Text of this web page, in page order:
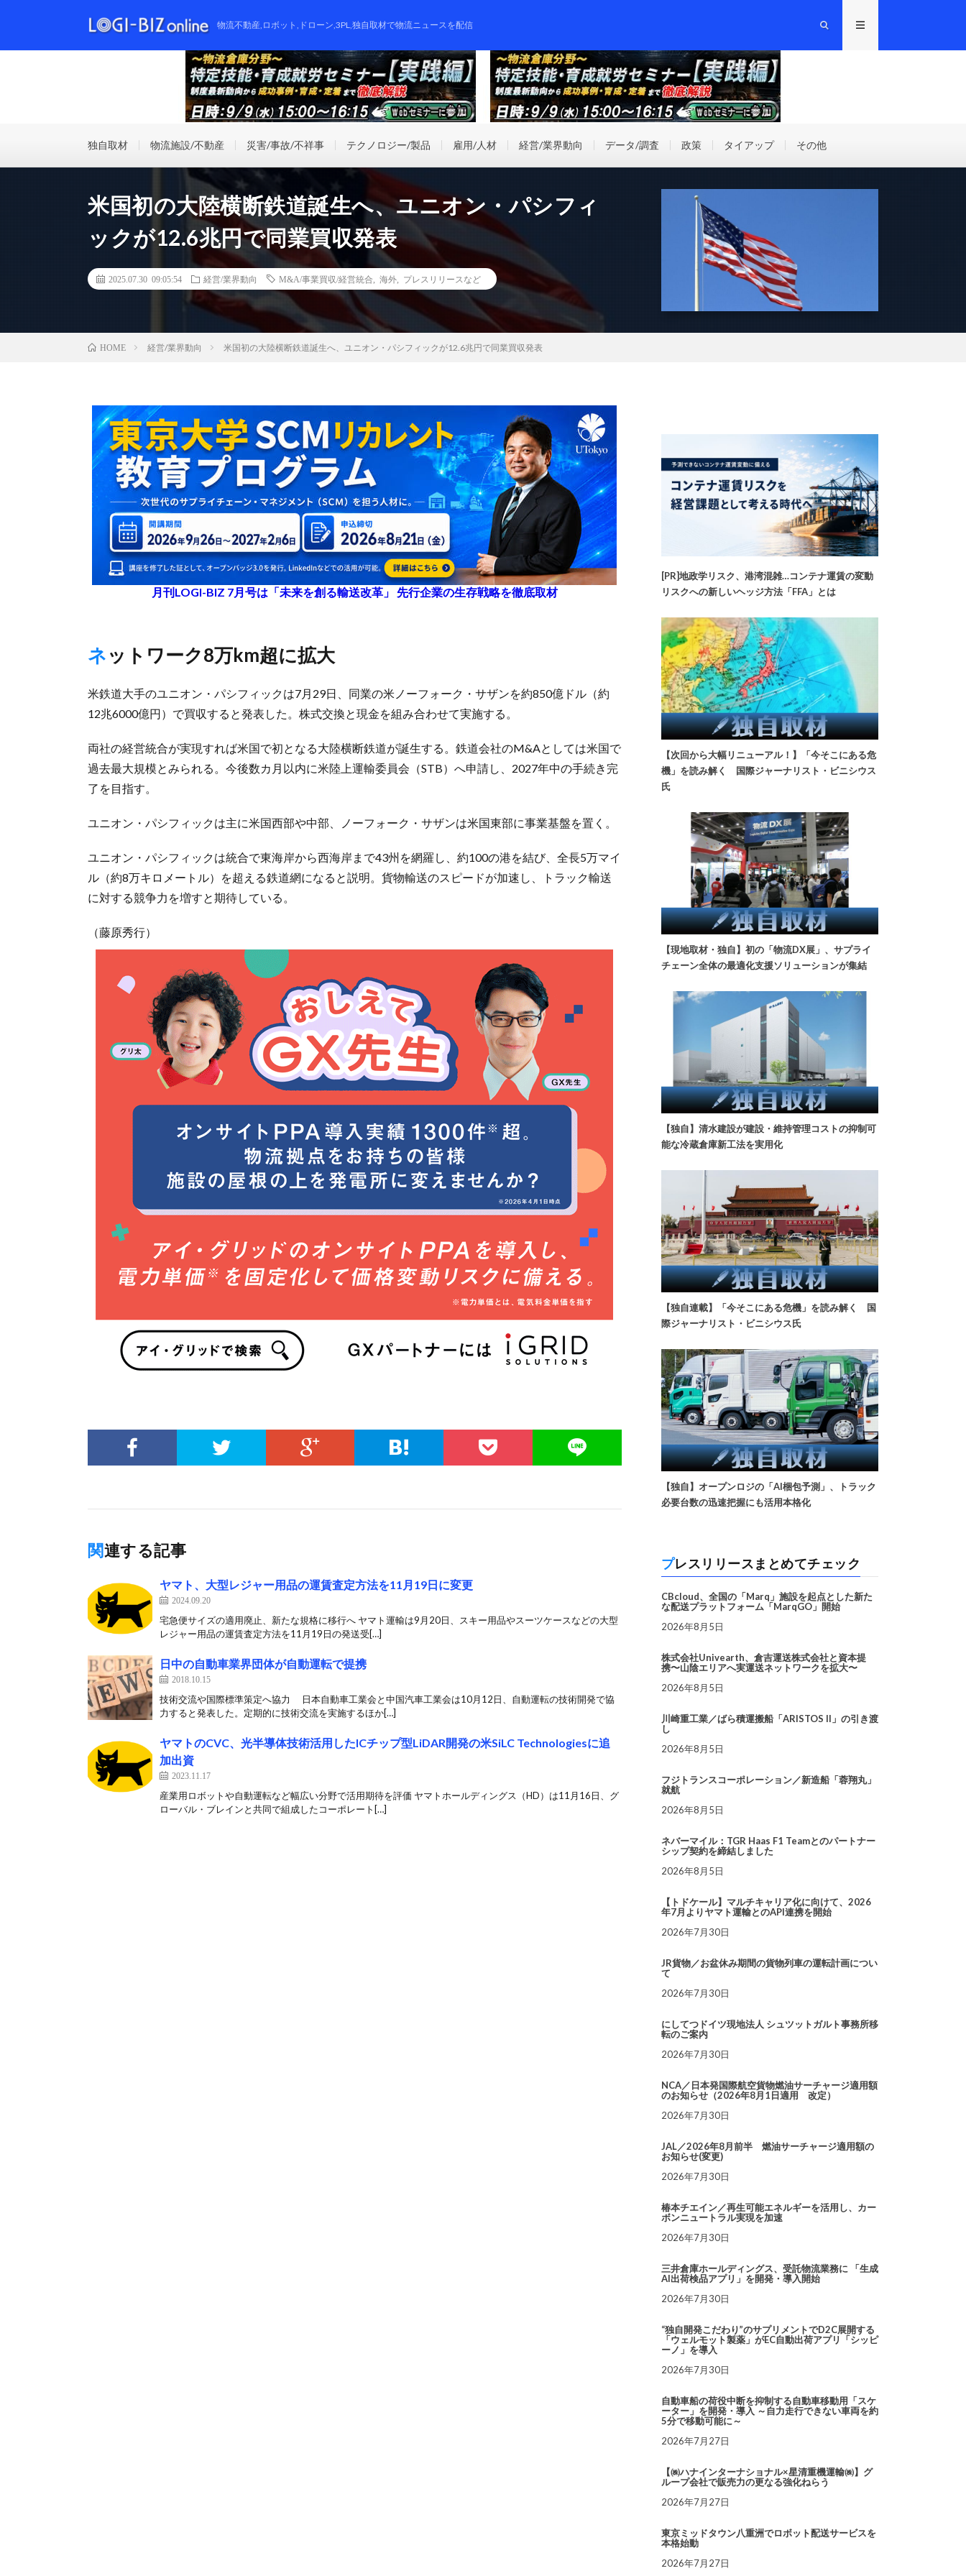
物流不動産,ロボット,ドローン,3PL,独自取材で物流ニュースを配信
独自取材 物流施設/不動産 災害/事故/不祥事 テクノロジー/製品 雇用/人材 経営/業界動向 データ/調査 政策 タイアップ その他
米国初の大陸横断鉄道誕生へ、ユニオン・パシフィ
ックが12.6兆円で同業買収発表
2025.07.30 09:05:54 経営/業界動向 M&A/事業買収/経営統合 海外 プレスリリースなど
HOME 経営/業界動向 米国初の大陸横断鉄道誕生へ、ユニオン・パシフィックが12.6兆円で同業買収発表
月刊LOGI-BIZ 7月号は「未来を創る輸送改革」 先行企業の生存戦略を徹底取材
ネットワーク8万km超に拡大
米鉄道大手のユニオン・パシフィックは7月29日、同業の米ノーフォーク・サザンを約850億ドル（約
12兆6000億円）で買収すると発表した。株式交換と現金を組み合わせて実施する。
両社の経営統合が実現すれば米国で初となる大陸横断鉄道が誕生する。鉄道会社のM&Aとしては米国で
過去最大規模とみられる。今後数カ月以内に米陸上運輸委員会（STB）へ申請し、2027年中の手続き完
了を目指す。
ユニオン・パシフィックは主に米国西部や中部、ノーフォーク・サザンは米国東部に事業基盤を置く。
ユニオン・パシフィックは統合で東海岸から西海岸まで43州を網羅し、約100の港を結び、全長5万マイ
ル（約8万キロメートル）を超える鉄道網になると説明。貨物輸送のスピードが加速し、トラック輸送
に対する競争力を増すと期待している。
（藤原秀行）
関連する記事
ヤマト、大型レジャー用品の運賃査定方法を11月19日に変更
2024.09.20
宅急便サイズの適用廃止、新たな規格に移行へ ヤマト運輸は9月20日、スキー用品やスーツケースなどの大型
レジャー用品の運賃査定方法を11月19日の発送受[…]
日中の自動車業界団体が自動運転で提携
2018.10.15
技術交流や国際標準策定へ協力 日本自動車工業会と中国汽車工業会は10月12日、自動運転の技術開発で協
力すると発表した。定期的に技術交流を実施するほか[…]
ヤマトのCVC、光半導体技術活用したICチップ型LiDAR開発の米SiLC Technologiesに追
加出資
2023.11.17
産業用ロボットや自動運転など幅広い分野で活用期待を評価 ヤマトホールディングス（HD）は11月16日、グ
ローバル・ブレインと共同で組成したコーポレート[…]
[PR]地政学リスク、港湾混雑…コンテナ運賃の変動
リスクへの新しいヘッジ方法「FFA」とは
【次回から大幅リニューアル！】「今そこにある危
機」を読み解く 国際ジャーナリスト・ビニシウス
氏
【現地取材・独自】初の「物流DX展」、サプライ
チェーン全体の最適化支援ソリューションが集結
【独自】清水建設が建設・維持管理コストの抑制可
能な冷蔵倉庫新工法を実用化
【独自連載】「今そこにある危機」を読み解く 国
際ジャーナリスト・ビニシウス氏
【独自】オープンロジの「AI梱包予測」、トラック
必要台数の迅速把握にも活用本格化
プレスリリースまとめてチェック
CBcloud、全国の「Marq」施設を起点とした新た
な配送プラットフォーム「MarqGO」開始
2026年8月5日
株式会社Univearth、倉吉運送株式会社と資本提
携〜山陰エリアへ実運送ネットワークを拡大〜
2026年8月5日
川崎重工業／ばら積運搬船「ARISTOS II」の引き渡
し
2026年8月5日
フジトランスコーポレーション／新造船「蓉翔丸」
就航
2026年8月5日
ネバーマイル：TGR Haas F1 Teamとのパートナー
シップ契約を締結しました
2026年8月5日
【トドケール】マルチキャリア化に向けて、2026
年7月よりヤマト運輸とのAPI連携を開始
2026年7月30日
JR貨物／お盆休み期間の貨物列車の運転計画につい
て
2026年7月30日
にしてつドイツ現地法人 シュツットガルト事務所移
転のご案内
2026年7月30日
NCA／日本発国際航空貨物燃油サーチャージ適用額
のお知らせ（2026年8月1日適用 改定）
2026年7月30日
JAL／2026年8月前半 燃油サーチャージ適用額の
お知らせ(変更)
2026年7月30日
椿本チエイン／再生可能エネルギーを活用し、カー
ボンニュートラル実現を加速
2026年7月30日
三井倉庫ホールディングス、受託物流業務に 「生成
AI出荷検品アプリ」を開発・導入開始
2026年7月30日
“独自開発こだわり”のサプリメントでD2C展開する
「ウェルモット製薬」がEC自動出荷アプリ「シッピ
ーノ」を導入
2026年7月30日
自動車船の荷役中断を抑制する自動車移動用「スケ
ーター」を開発・導入 ～自力走行できない車両を約
5分で移動可能に～
2026年7月27日
【㈱ハナインターナショナル×星清重機運輸㈱】グ
ループ会社で販売力の更なる強化ねらう
2026年7月27日
東京ミッドタウン八重洲でロボット配送サービスを
本格始動
2026年7月27日